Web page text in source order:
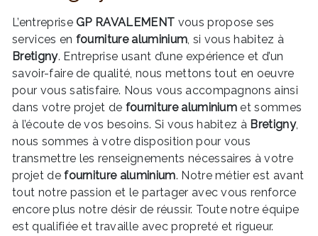
L’entrepriseGP RAVALEMENT vous propose ses
services en fourniture aluminium , si vous habitez à
Bretigny. Entreprise usant d’une expérience et d’un
savoir-faire de qualité, nous mettons tout en oeuvre
pour vous satisfaire. Nous vous accompagnons ainsi
dans votre projet de fourniture aluminium et sommes
à l’écoute de vos besoins. Si vous habitez à Bretigny,
nous sommes à votre disposition pour vous
transmettre les renseignements nécessaires à votre
projet defourniture aluminium. Notre métier est avant
tout notre passion et le partager avec vous renforce
encore plus notre désir de réussir. Toute notre équipe
est qualifiée et travaille avec propreté et rigueur.